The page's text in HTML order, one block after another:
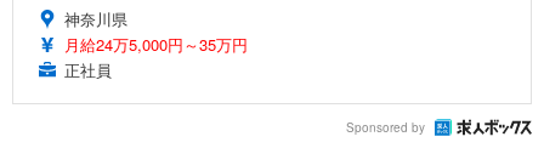
神奈川県
月給24万5,000円～35万円
正社員
Sponsored by